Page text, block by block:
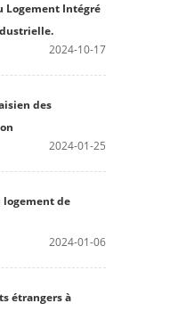
Logement Intégré
2024-10-17
des
2024-01-25
logement de
2024-01-06
étrangers à